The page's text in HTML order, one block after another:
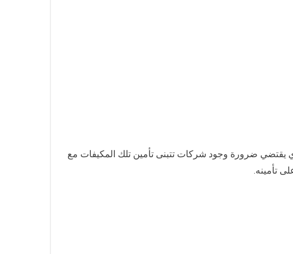
يقتضي ضرورة وجود شركات تتبنى تأمين تلك المكيفات مع
تأمينه.